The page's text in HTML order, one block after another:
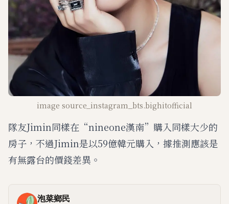
image source_instagram_bts.bighitofficial
隊友Jimin同樣在“nineone漢南”購入同樣大少的
房子，不過Jimin是以59億韓元購入，據推測應該是
有無露台的價錢差異。
泡菜鄉民